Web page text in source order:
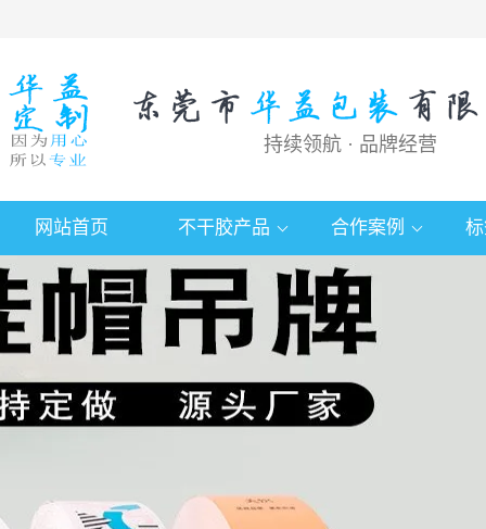
持续领航 · 品牌经营
网站首页 不干胶产品 合作案例